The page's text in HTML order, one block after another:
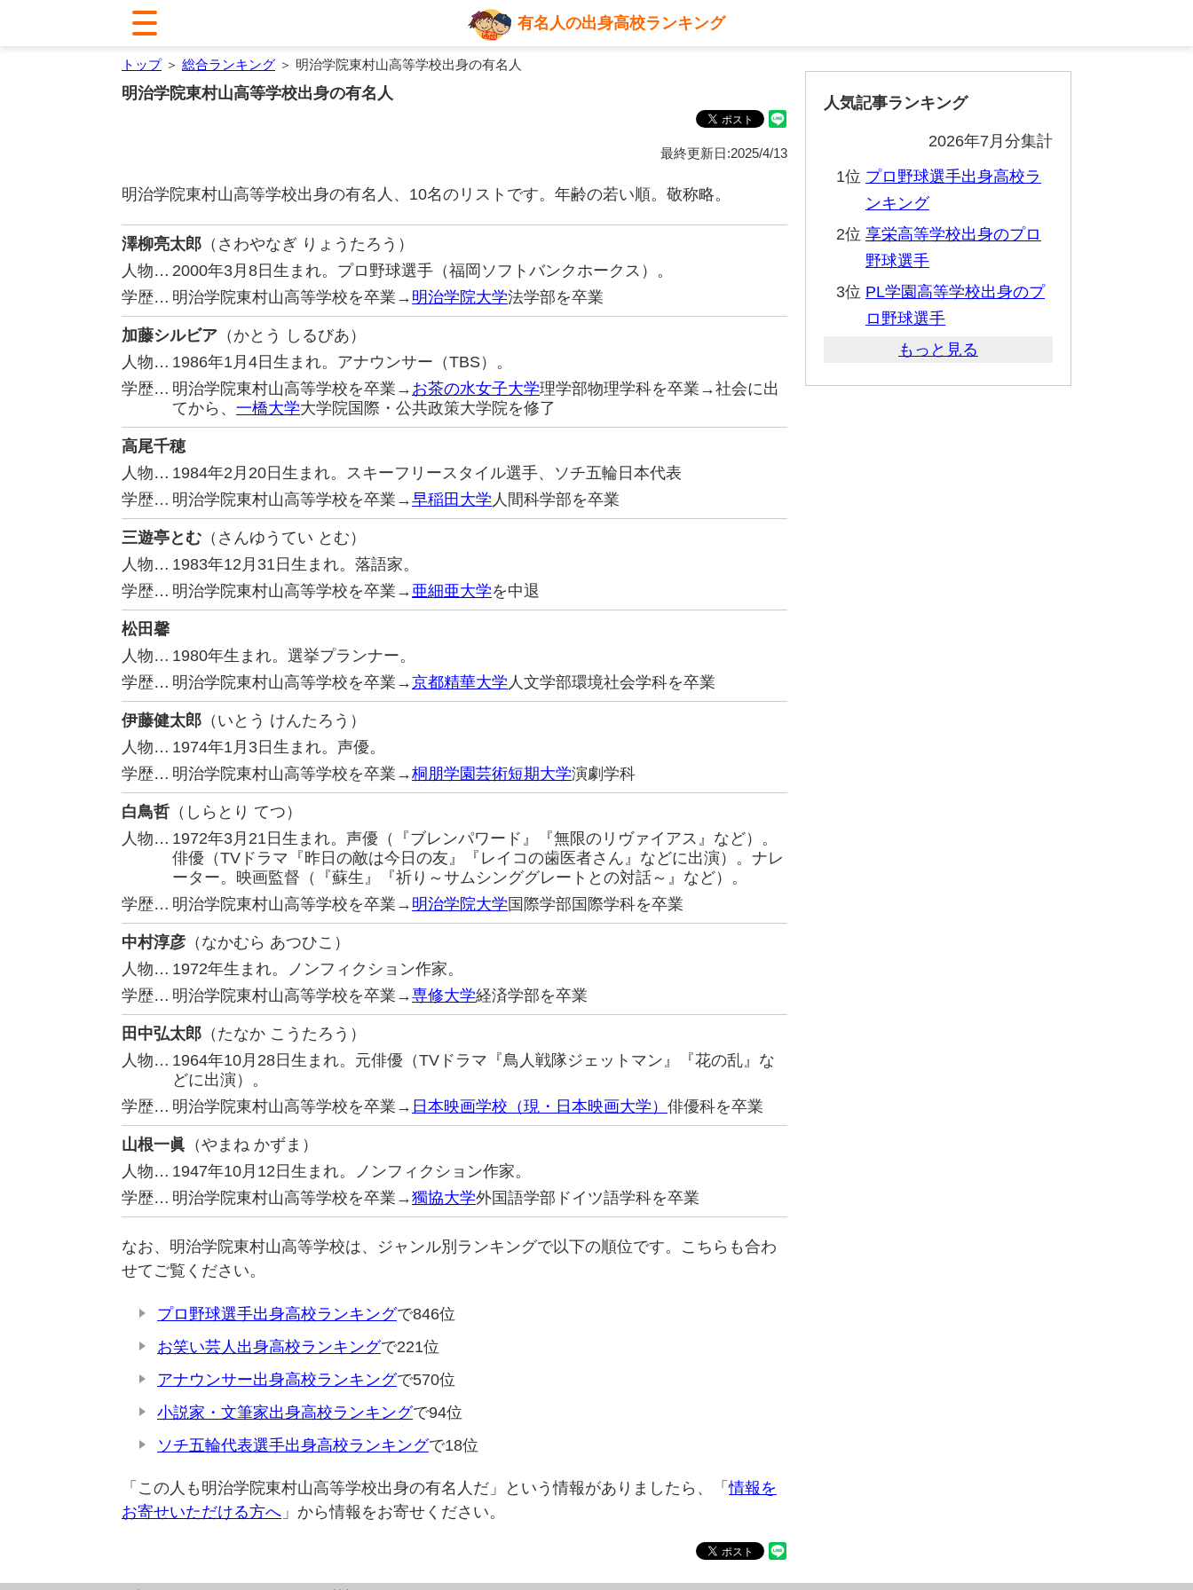
有名人の出身高校ランキング
トップ＞ 総合ランキング ＞ 明治学院東村山高等学校出身の有名人
明治学院東村山高等学校出身の有名人
最終更新日:2025/4/13
明治学院東村山高等学校出身の有名人、10名のリストです。年齢の若い順。敬称略。
澤柳亮太郎 （さわやなぎ りょうたろう）
人物… 2000年3月8日生まれ。プロ野球選手（福岡ソフトバンクホークス）。
学歴… 明治学院東村山高等学校を卒業→ 明治学院大学法学部を卒業
加藤シルビア （かとう しるびあ）
人物… 1986年1月4日生まれ。アナウンサー（TBS）。
学歴… 明治学院東村山高等学校を卒業→ お茶の水女子大学理学部物理学科を卒業→社会に出
てから、 一橋大学大学院国際・公共政策大学院を修了
高尾千穂
人物… 1984年2月20日生まれ。スキーフリースタイル選手、ソチ五輪日本代表
学歴… 明治学院東村山高等学校を卒業→早稲田大学 人間科学部を卒業
三遊亭とむ （さんゆうてい とむ）
人物… 1983年12月31日生まれ。落語家。
学歴… 明治学院東村山高等学校を卒業→ 亜細亜大学を中退
松田馨
人物… 1980年生まれ。選挙プランナー。
学歴… 明治学院東村山高等学校を卒業→京都精華大学 人文学部環境社会学科を卒業
伊藤健太郎 （いとう けんたろう）
人物… 1974年1月3日生まれ。声優。
学歴… 明治学院東村山高等学校を卒業→桐朋学園芸術短期大学演劇学科
白鳥哲 （しらとり てつ）
人物… 1972年3月21日生まれ。声優（『ブレンパワード』『無限のリヴァイアス』など）。
俳優（TVドラマ『昨日の敵は今日の友』『レイコの歯医者さん』などに出演）。ナレ
ーター。映画監督（『蘇生』『祈り～サムシンググレートとの対話～』など）。
学歴… 明治学院東村山高等学校を卒業→ 明治学院大学 国際学部国際学科を卒業
中村淳彦 （なかむら あつひこ）
人物… 1972年生まれ。ノンフィクション作家。
学歴… 明治学院東村山高等学校を卒業→専修大学経済学部を卒業
田中弘太郎 （たなか こうたろう）
人物… 1964年10月28日生まれ。元俳優（TVドラマ『鳥人戦隊ジェットマン』『花の乱』な
どに出演）。
学歴… 明治学院東村山高等学校を卒業→ 日本映画学校（現・日本映画大学） 俳優科を卒業
山根一眞 （やまね かずま）
人物… 1947年10月12日生まれ。ノンフィクション作家。
学歴… 明治学院東村山高等学校を卒業→獨協大学外国語学部ドイツ語学科を卒業
なお、明治学院東村山高等学校は、ジャンル別ランキングで以下の順位です。こちらも合わ
せてご覧ください。
プロ野球選手出身高校ランキングで846位
お笑い芸人出身高校ランキングで221位
アナウンサー出身高校ランキングで570位
小説家・文筆家出身高校ランキングで94位
ソチ五輪代表選手出身高校ランキングで18位
「この人も明治学院東村山高等学校出身の有名人だ」という情報がありましたら、「情報を
お寄せいただける方へ 」から情報をお寄せください。
人気記事ランキング
2026年7月分集計
1位 プロ野球選手出身高校ラ
ンキング
2位 享栄高等学校出身のプロ
野球選手
3位 PL学園高等学校出身のプ
ロ野球選手
もっと見る